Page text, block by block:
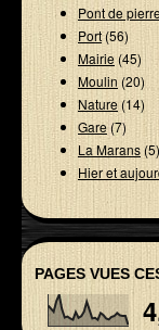
Pont de
Port(56)
Mairie(45)
Moulin(20)
Nature(14)
Gare (7)
La Marans(5)
Hier et
PAGES VUES